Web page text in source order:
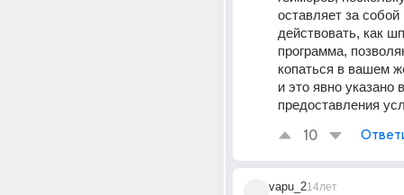
оставляет за собой
действовать, как
программа,
копаться в вашем
и это явно указано
предоставления
10
vapu_214лет